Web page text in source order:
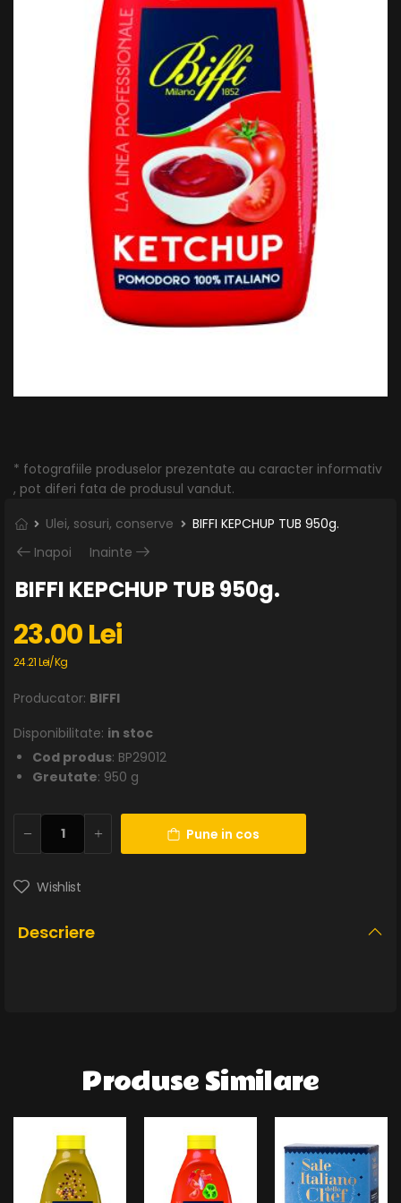
* fotografiile produselor prezentate au caracter informativ
, pot diferi fata de produsul vandut.
Ulei, sosuri, conserve
BIFFI KEPCHUP TUB 950g.
Inapoi
Inainte
BIFFI KEPCHUP TUB 950g.
23.00 Lei
24.21 Lei/Kg
Producator: BIFFI
Disponibilitate: in stoc
Cod produs: BP29012
Greutate: 950 g
Pune in cos
Wishlist
Descriere
Produse Similare